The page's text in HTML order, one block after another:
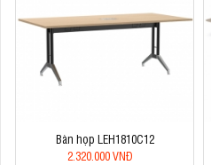
Bàn họp LEH1810C12
2.320.000 VNĐ